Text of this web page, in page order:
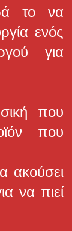
το να
ενός
για
που
που
ακούσει
να πιεί